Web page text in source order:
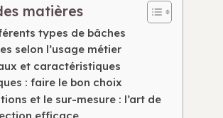
matières
types de bâches
selon l’usage métier
et caractéristiques
: faire le bon choix
et le sur-mesure : l’art de
efficace